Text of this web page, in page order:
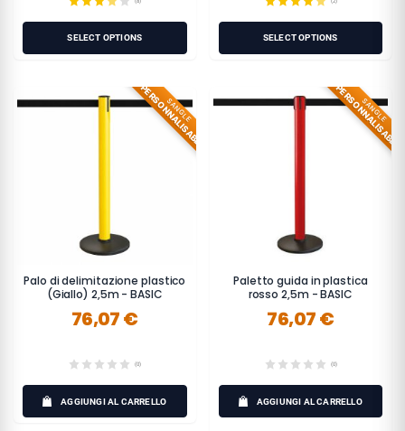
SELECT OPTIONS SELECT OPTIONS
SANGLE
PERSONNALISABLE
Palo di delimitazione plastico
(Giallo) 2,5m - BASIC
76,07 €
(0)
AGGIUNGI AL CARRELLO
SANGLE
PERSONNALISABLE
Paletto guida in plastica
rosso 2,5m - BASIC
76,07 €
(0)
AGGIUNGI AL CARRELLO